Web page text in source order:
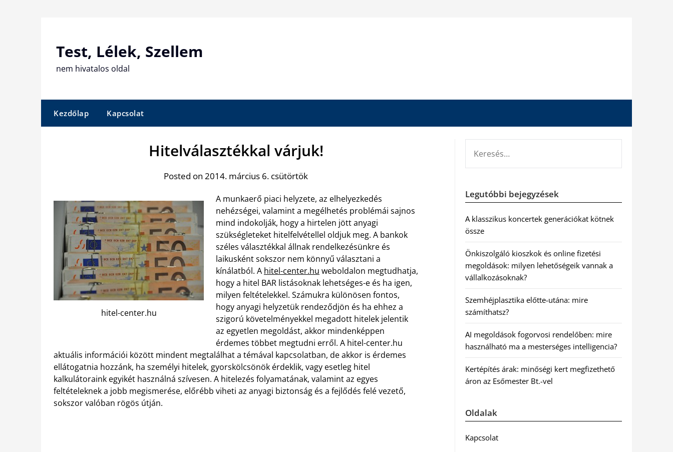
Test, Lélek, Szellem
nem hivatalos oldal
Kezdőlap Kapcsolat
Hitelválasztékkal várjuk!
Posted on 2014. március 6. csütörtök
hitel-center.hu
A munkaerő piaci helyzete, az elhelyezkedés
nehézségei, valamint a megélhetés problémái sajnos
mind indokolják, hogy a hirtelen jött anyagi
szükségleteket hitelfelvétellel oldjuk meg. A bankok
széles választékkal állnak rendelkezésünkre és
laikusként sokszor nem könnyű választani a
kínálatból. A hitel-center.hu weboldalon megtudhatja,
hogy a hitel BAR listásoknak lehetséges-e és ha igen,
milyen feltételekkel. Számukra különösen fontos,
hogy anyagi helyzetük rendeződjön és ha ehhez a
szigorú követelményekkel megadott hitelek jelentik
az egyetlen megoldást, akkor mindenképpen
érdemes többet megtudni erről. A hitel-center.hu
aktuális információi között mindent megtalálhat a témával kapcsolatban, de akkor is érdemes
ellátogatnia hozzánk, ha személyi hitelek, gyorskölcsönök érdeklik, vagy esetleg hitel
kalkulátoraink egyikét használná szívesen. A hitelezés folyamatának, valamint az egyes
feltételeknek a jobb megismerése, előrébb viheti az anyagi biztonság és a fejlődés felé vezető,
sokszor valóban rögös útján.
Legutóbbi bejegyzések
A klasszikus koncertek generációkat kötnek
össze
Önkiszolgáló kioszkok és online fizetési
megoldások: milyen lehetőségeik vannak a
vállalkozásoknak?
Szemhéjplasztika előtte-utána: mire
számíthatsz?
AI megoldások fogorvosi rendelőben: mire
használható ma a mesterséges intelligencia?
Kertépítés árak: minőségi kert megfizethető
áron az Esőmester Bt.-vel
Oldalak
Kapcsolat